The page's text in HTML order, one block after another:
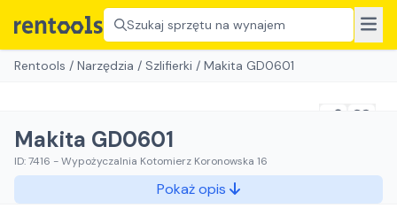
Szukaj sprzętu na wynajem
Rentools / Narzędzia / Szlifierki / Makita GD0601
Makita GD0601
ID:7416 -Wypożyczalnia Kotomierz Koronowska 16
Pokaż opis